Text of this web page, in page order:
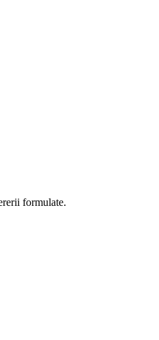
formulate.